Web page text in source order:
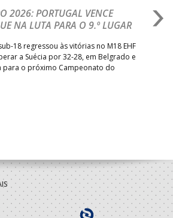
2026: PORTUGAL VENCE
NA LUTA PARA O 9.º LUGAR
18 regressou às vitórias no M18 EHF
a Suécia por 32-28, em Belgrado e
para o próximo Campeonato do